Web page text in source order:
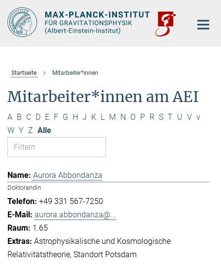
Hauptinhalt
Startseite Mitarbeiter*innen
Mitarbeiter*innen am AEI
A B C D E F G H J K L M N O P R S T U V v
W Y Z Alle
Aurora Abbondanza
Doktorandin
+49 331 567-7250
aurora.abbondanza@...
1.65
Astrophysikalische und Kosmologische
Relativitätstheorie Standort Potsdam